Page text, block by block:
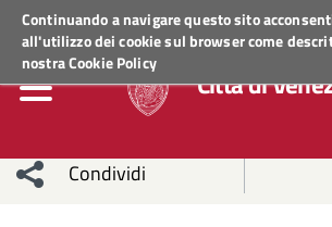
Continuando a navigare questo sito
all'utilizzo dei cookie sul browser come
nostraCookie Policy
Regione VenetoACCEDI AI SERVIZI
Città di
Condividi